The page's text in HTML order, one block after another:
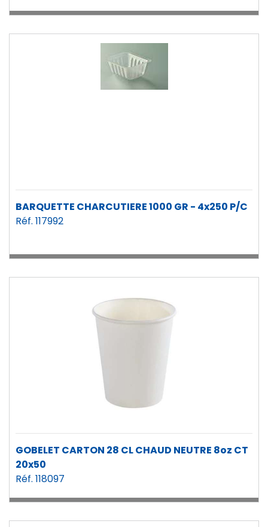
BARQUETTE CHARCUTIERE 1000 GR - 4x250 P/C
Réf. 117992
GOBELET CARTON 28 CL CHAUD NEUTRE 8oz CT
20x50
Réf. 118097